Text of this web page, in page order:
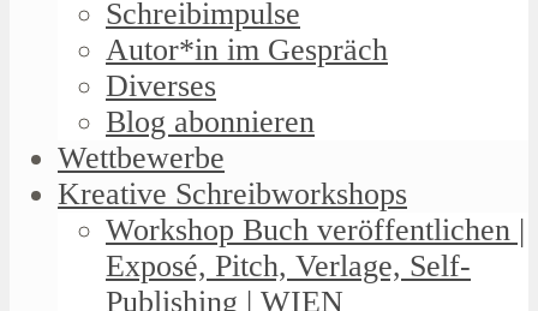
Schreibimpulse
Autor*in im Gespräch
Diverses
Blog abonnieren
Wettbewerbe
Kreative Schreibworkshops
Workshop Buch veröffentlichen |
Exposé, Pitch, Verlage, Self-
Publishing | WIEN